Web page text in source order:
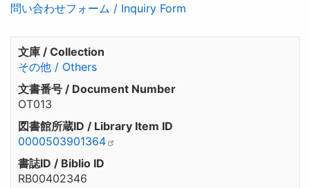
問い合わせフォーム / Inquiry Form
文庫 / Collection
その他 / Others
文書番号 / Document Number
OT013
図書館所蔵ID / Library Item ID
0000503901364
書誌ID / Biblio ID
RB00402346